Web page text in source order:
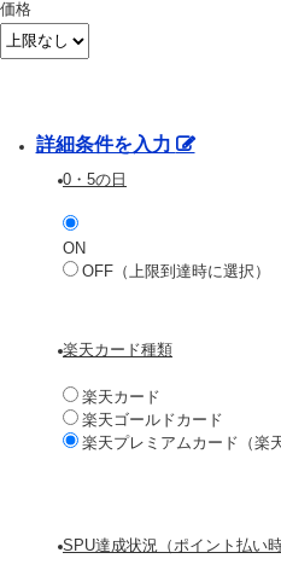
価格
詳細条件を入力
0・5の日
ON
OFF（上限到達時に選択）
楽天カード種類
楽天カード
楽天ゴールドカード
楽天プレミアムカード（楽
SPU達成状況（ポイント払い時